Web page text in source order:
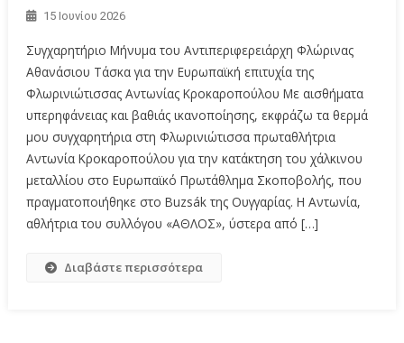
15 Ιουνίου 2026
Συγχαρητήριο Μήνυμα του Αντιπεριφερειάρχη Φλώρινας
Αθανάσιου Τάσκα για την Ευρωπαϊκή επιτυχία της
Φλωρινιώτισσας Αντωνίας Κροκαροπούλου Με αισθήματα
υπερηφάνειας και βαθιάς ικανοποίησης, εκφράζω τα θερμά
μου συγχαρητήρια στη Φλωρινιώτισσα πρωταθλήτρια
Αντωνία Κροκαροπούλου για την κατάκτηση του χάλκινου
μεταλλίου στο Ευρωπαϊκό Πρωτάθλημα Σκοποβολής, που
πραγματοποιήθηκε στο Buzsák της Ουγγαρίας. Η Αντωνία,
αθλήτρια του συλλόγου «ΑΘΛΟΣ», ύστερα από […]
Διαβάστε περισσότερα